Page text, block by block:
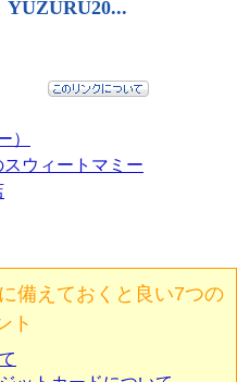
）
ウィートマミー
備えておくと良い7つの
ト